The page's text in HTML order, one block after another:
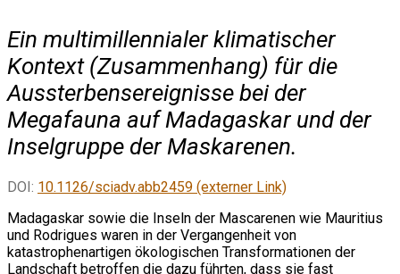
Ein multimillennialer klimatischer
Kontext (Zusammenhang) für die
Aussterbensereignisse bei der
Megafauna auf Madagaskar und der
Inselgruppe der Maskarenen.
DOI: 10.1126/sciadv.abb2459 (externer Link)
Madagaskar sowie die Inseln der Mascarenen wie Mauritius
und Rodrigues waren in der Vergangenheit von
katastrophenartigen ökologischen Transformationen der
Landschaft betroffen die dazu führten, dass sie fast